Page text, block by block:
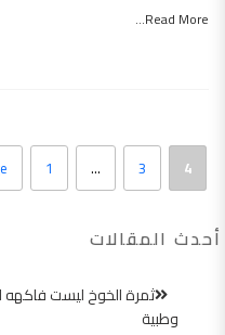
Read More...
1 … 3 4
أحدث المقالات
ثمرة الخوخ ليست فاكهه
وطبية